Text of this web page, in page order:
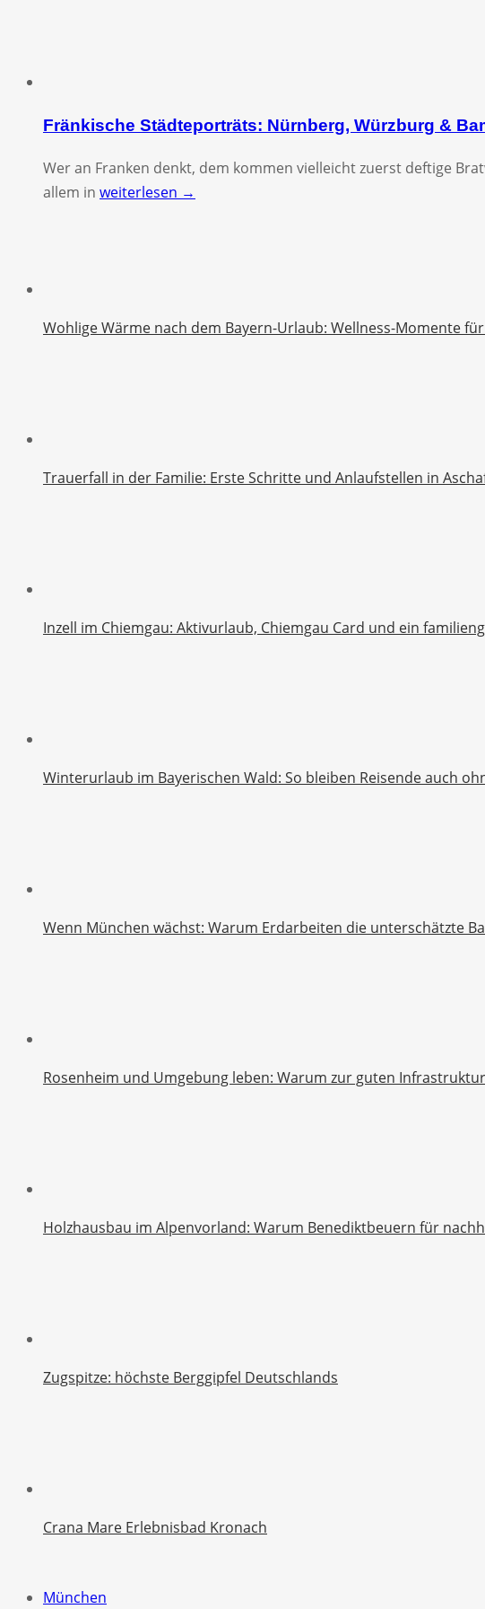
Fränkische Städteporträts: Nürnberg, Würzburg &
Wer an Franken denkt, dem kommen vielleicht zuerst deftige
allem in weiterlesen →
Wohlige Wärme nach dem Bayern-Urlaub: Wellness-Momente
Trauerfall in der Familie: Erste Schritte und Anlaufstellen in
Inzell im Chiemgau: Aktivurlaub, Chiemgau Card und ein
Winterurlaub im Bayerischen Wald: So bleiben Reisende auch
Wenn München wächst: Warum Erdarbeiten die unterschätzte
Rosenheim und Umgebung leben: Warum zur guten
Holzhausbau im Alpenvorland: Warum Benediktbeuern für
Zugspitze: höchste Berggipfel Deutschlands
Crana Mare Erlebnisbad Kronach
München